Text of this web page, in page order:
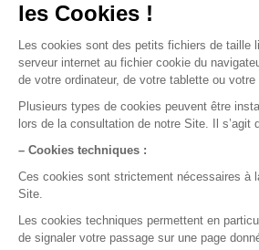
Démo en ligne
Prêt à nous
Essayez gratuitement ou
Test gratuit Démo